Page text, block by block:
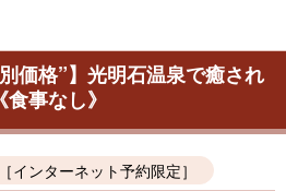
価格”】光明石温泉で癒され
事なし》
［インターネット予約限定］